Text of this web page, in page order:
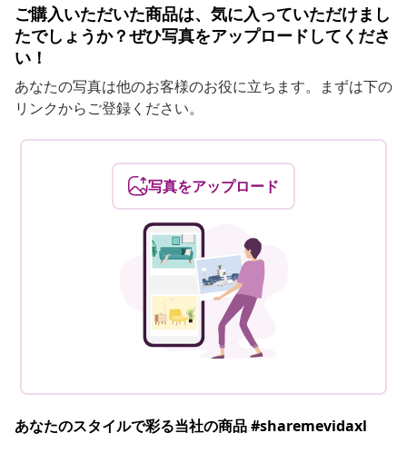
ご購入いただいた商品は、気に入っていただけまし
たでしょうか？ぜひ写真をアップロードしてくださ
い！
あなたの写真は他のお客様のお役に立ちます。まずは下の
リンクからご登録ください。
写真をアップロード
あなたのスタイルで彩る当社の商品 #sharemevidaxl